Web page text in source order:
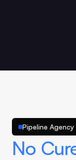
Pipeline Agency